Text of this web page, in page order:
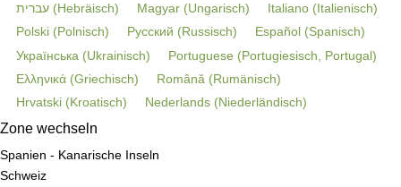
עברית (Hebräisch) Magyar (Ungarisch) Italiano (Italienisch)
Polski (Polnisch) Русский (Russisch) Español (Spanisch)
Українська (Ukrainisch) Portuguese (Portugiesisch, Portugal)
Ελληνικά (Griechisch) Română (Rumänisch)
Hrvatski (Kroatisch) Nederlands (Niederländisch)
Zone wechseln
Spanien - Kanarische Inseln
Schweiz